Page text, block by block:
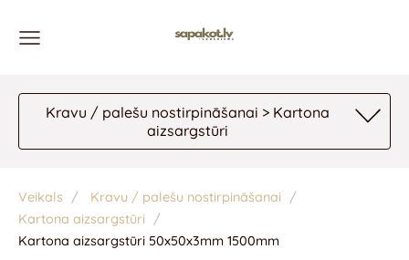
Kravu / palešu nostirpināšanai > Kartona
aizsargstūri
Veikals
Kravu / palešu nostirpināšanai
Kartona aizsargstūri
Kartona aizsargstūri 50x50x3mm 1500mm